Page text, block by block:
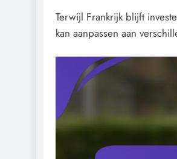
Terwijl Frankrijk blijft
kan aanpassen aan